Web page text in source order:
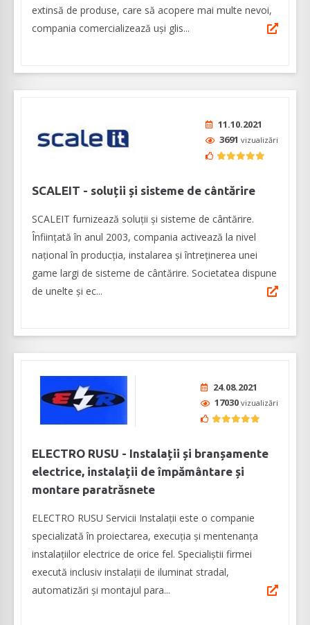
extinsă de produse, care să acopere mai multe nevoi,
compania comercializează uși glis...
11.10.2021
3691 vizualizări
SCALEIT - soluții și sisteme de cântărire
SCALEIT furnizează soluții și sisteme de cântărire.
Înființată în anul 2003, compania activează la nivel
național în producția, instalarea și întreținerea unei
game largi de sisteme de cântărire. Societatea dispune
de unelte și ec...
24.08.2021
17030 vizualizări
ELECTRO RUSU - Instalații și branșamente
electrice, instalații de împământare și
montare paratrăsnete
ELECTRO RUSU Servicii Instalații este o companie
specializată în proiectarea, execuția și mentenanța
instalațiilor electrice de orice fel. Specialiștii firmei
execută inclusiv instalații de iluminat stradal,
automatizări și montajul para...